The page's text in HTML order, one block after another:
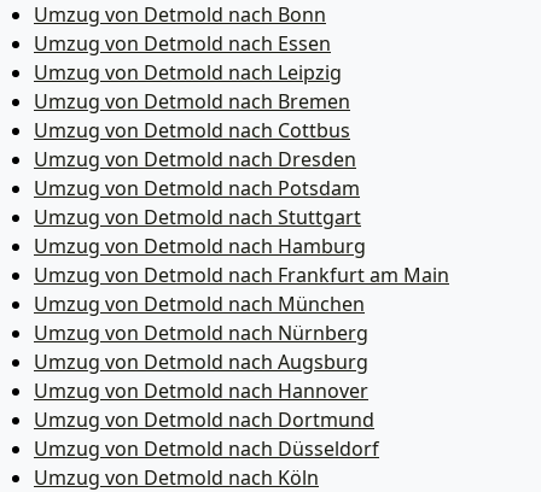
Umzug von Detmold nach Bonn
Umzug von Detmold nach Essen
Umzug von Detmold nach Leipzig
Umzug von Detmold nach Bremen
Umzug von Detmold nach Cottbus
Umzug von Detmold nach Dresden
Umzug von Detmold nach Potsdam
Umzug von Detmold nach Stuttgart
Umzug von Detmold nach Hamburg
Umzug von Detmold nach Frankfurt am Main
Umzug von Detmold nach München
Umzug von Detmold nach Nürnberg
Umzug von Detmold nach Augsburg
Umzug von Detmold nach Hannover
Umzug von Detmold nach Dortmund
Umzug von Detmold nach Düsseldorf
Umzug von Detmold nach Köln